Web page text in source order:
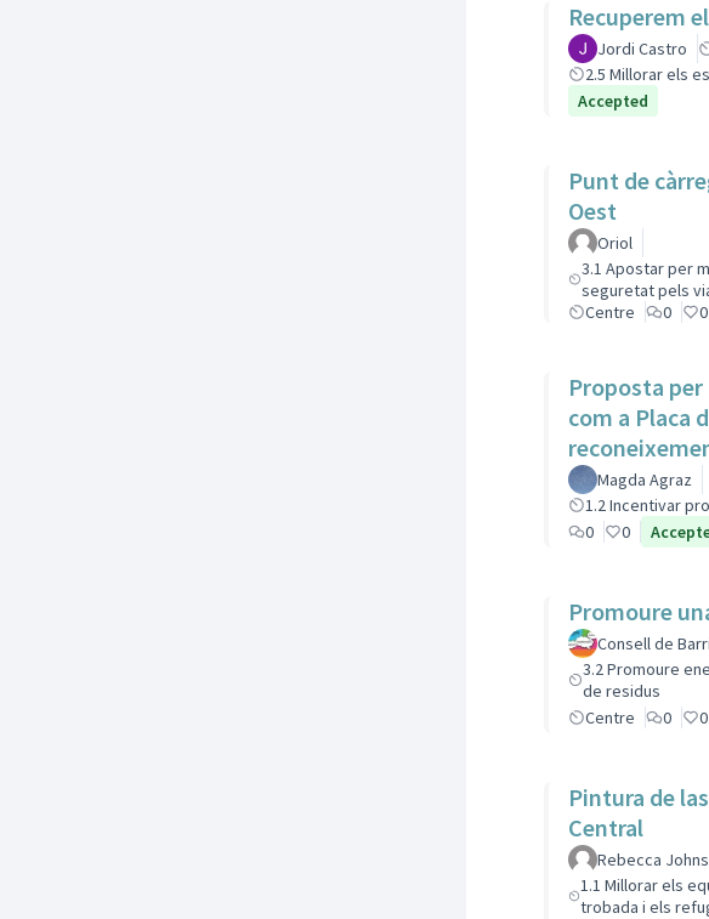
Recuperem
Jordi Castro
2.5 Millorar els
Accepted
Punt de
Oest
Oriol
3.1 Apostar per
seguretat pels
Centre
0 0
Proposta
com a Placa
cultural
Magda Agraz
1.2 Incentivar
0
0
Promoure
Consell de Barri
3.2 Promoure
de residus
Centre
0 0
Pintura de
Central
Rebecca
1.1 Millorar els
trobada i els